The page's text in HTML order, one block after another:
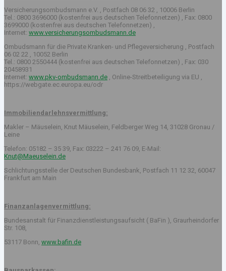
Versicherungsombudsmann e.V. , Postfach 08 06 32 , 10006 Berlin
Tel.: 0800 3696000 (kostenfrei aus deutschen Telefonnetzen) , Fax: 0800
3699000 (kostenfrei aus deutschen Telefonnetzen) ,
Internet: www.versicherungsombudsmann.de
Ombudsmann für die Private Kranken- und Pflegeversicherung , Postfach
06 02 22 , 10052 Berlin
Tel.: 0800 2550444 (kostenfrei aus deutschen Telefonnetzen) , Fax: 030
20458931
Internet: www.pkv-ombudsmann.de , Online-Streitbeteiligung via EU ,
https://webgate.ec.europa.eu/odr
Immobiliendarlehnsvermittlung:
Makler – Mäuselein, Knut Mäuselein, Feldberger Weg 14, 31028 Gronau /
Leine
Telefon: 05182 – 35 39, Fax: 03222 – 241 76 09, E-Mail:
Knut@Maeuselein.de
Schlichtungsstelle der Deutschen Bundesbank, Postfach 11 12 32, 60047
Frankfurt am Main
Finanzanlagenvermittlung:
Bundesanstalt für Finanzdienstleistungsaufsicht ( BaFin ), Graurheindorfer
Str. 108,
53117 Bonn, www.bafin.de